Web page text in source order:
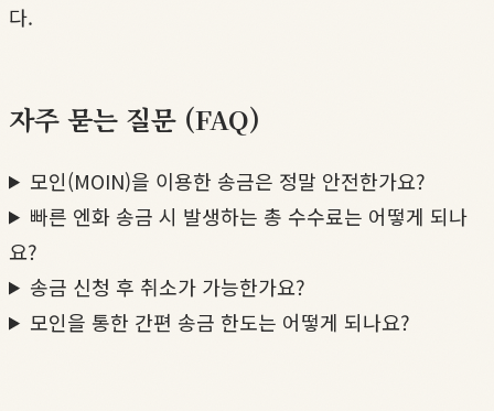
다.
자주 묻는 질문 (FAQ)
모인(MOIN)을 이용한 송금은 정말 안전한가요?
빠른 엔화 송금 시 발생하는 총 수수료는 어떻게 되나
요?
송금 신청 후 취소가 가능한가요?
모인을 통한 간편 송금 한도는 어떻게 되나요?